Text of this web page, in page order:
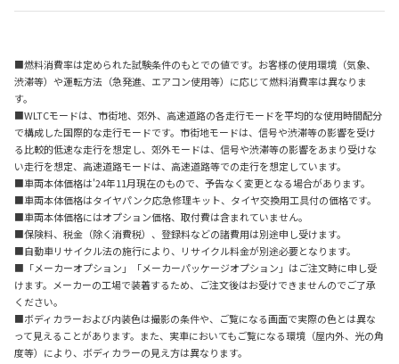
■燃料消費率は定められた試験条件のもとでの値です。お客様の使用環境（気象、
渋滞等）や運転方法（急発進、エアコン使用等）に応じて燃料消費率は異なりま
す。
■WLTCモードは、市街地、郊外、高速道路の各走行モードを平均的な使用時間配分
で構成した国際的な走行モードです。市街地モードは、信号や渋滞等の影響を受け
る比較的低速な走行を想定し、郊外モードは、信号や渋滞等の影響をあまり受けな
い走行を想定、高速道路モードは、高速道路等での走行を想定しています。
■車両本体価格は'24年11月現在のもので、予告なく変更となる場合があります。
■車両本体価格はタイヤパンク応急修理キット、タイヤ交換用工具付の価格です。
■車両本体価格にはオプション価格、取付費は含まれていません。
■保険料、税金（除く消費税）、登録料などの諸費用は別途申し受けます。
■自動車リサイクル法の施行により、リサイクル料金が別途必要となります。
■「メーカーオプション」「メーカーパッケージオプション」はご注文時に申し受
けます。メーカーの工場で装着するため、ご注文後はお受けできませんのでご了承
ください。
■ボディカラーおよび内装色は撮影の条件や、ご覧になる画面で実際の色とは異な
って見えることがあります。また、実車においてもご覧になる環境（屋内外、光の角
度等）により、ボディカラーの見え方は異なります。